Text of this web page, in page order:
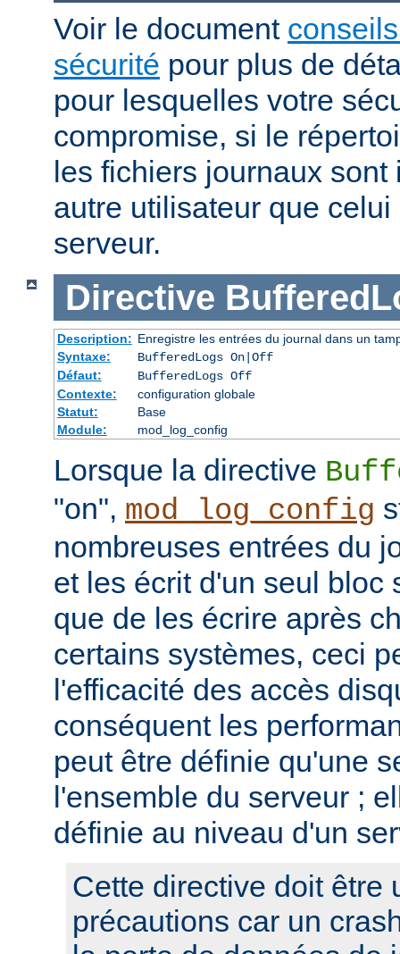
Voir le document
sécurité pour plus de
pour lesquelles votre
compromise, si le
les fichiers journaux
autre utilisateur que
serveur.
Directive
Description: Enregistre les entrées du journal dans un
Syntaxe:
BufferedLogs On|Off
Défaut:
BufferedLogs Off
Contexte:
configuration globale
Statut:
Base
Module:
mod_log_config
Lorsque la directive
"on", mod_log_config
nombreuses entrées du
et les écrit d'un seul bloc
que de les écrire après
certains systèmes, ceci
l'efficacité des accès
conséquent les
peut être définie qu'une
l'ensemble du serveur ;
définie au niveau d'un
Cette directive doit être
précautions car un